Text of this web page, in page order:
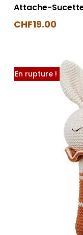
Attache-
CHF19.00
En rupture !